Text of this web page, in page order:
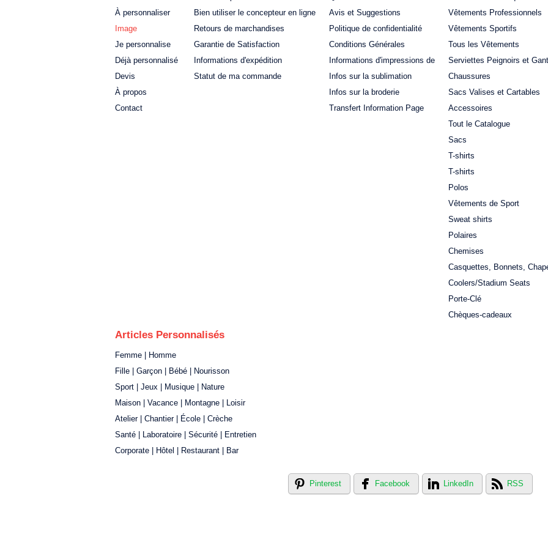
À personnaliser
Image
Je personnalise
Déjà personnalisé
Devis
À propos
Contact
Bien utiliser le concepteur en ligne
Retours de marchandises
Garantie de Satisfaction
Informations d'expédition
Statut de ma commande
Avis et Suggestions
Politique de confidentialité
Conditions Générales
Informations d'impressions de
Infos sur la sublimation
Infos sur la broderie
Transfert Information Page
Vêtements Professionnels
Vêtements Sportifs
Tous les Vêtements
Serviettes Peignoirs et
Chaussures
Sacs Valises et Cartables
Accessoires
Tout le Catalogue
Sacs
T-shirts
T-shirts
Polos
Vêtements de Sport
Sweat shirts
Polaires
Chemises
Casquettes, Bonnets,
Coolers/Stadium Seats
Porte-Clé
Chèques-cadeaux
Articles Personnalisés
Femme | Homme
Fille | Garçon | Bébé | Nourisson
Sport | Jeux | Musique | Nature
Maison | Vacance | Montagne | Loisir
Atelier | Chantier | École | Crèche
Santé | Laboratoire | Sécurité | Entretien
Corporate | Hôtel | Restaurant | Bar
Pinterest Facebook LinkedIn RSS